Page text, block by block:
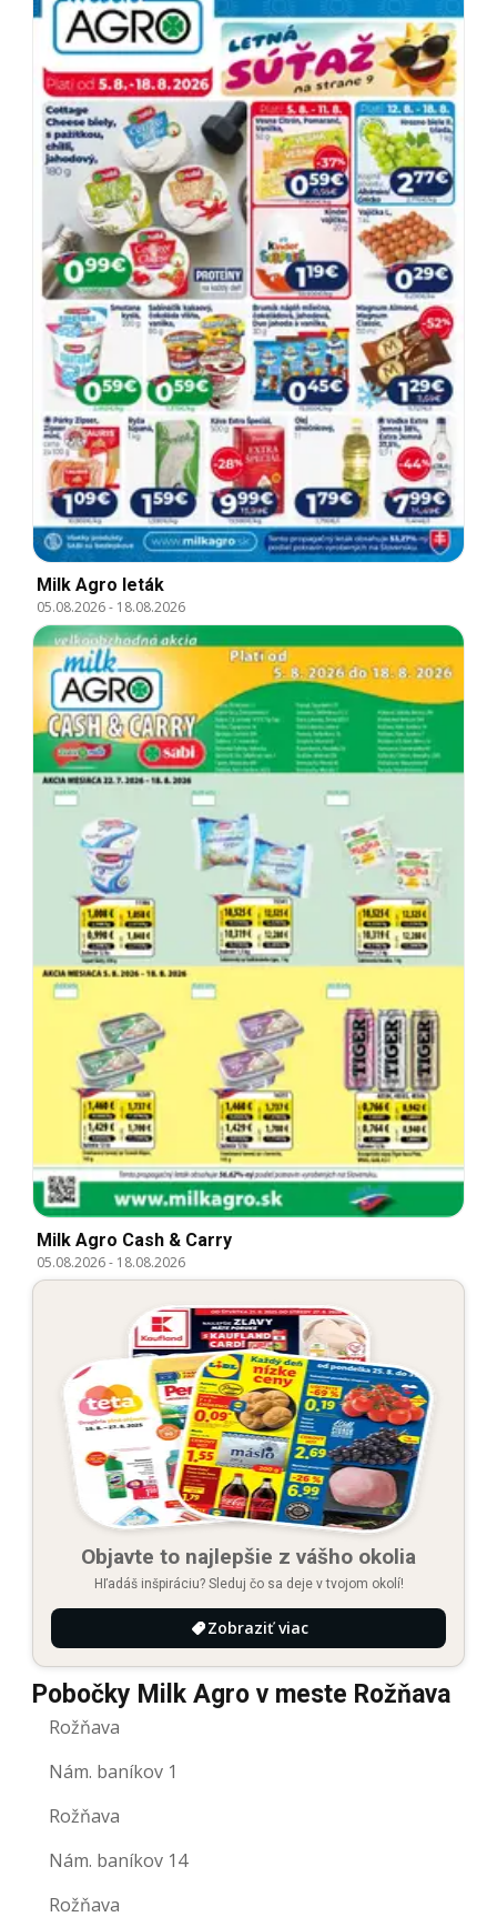
Milk Agro leták
05.08.2026- 18.08.2026
Milk Agro Cash & Carry
05.08.2026- 18.08.2026
Objavte to najlepšie z vášho okolia
Hľadáš inšpiráciu? Sleduj čo sa deje v tvojom okolí!
Zobraziť viac
Pobočky Milk Agro v meste Rožňava
Rožňava
Nám. baníkov 1
Rožňava
Nám. baníkov 14
Rožňava